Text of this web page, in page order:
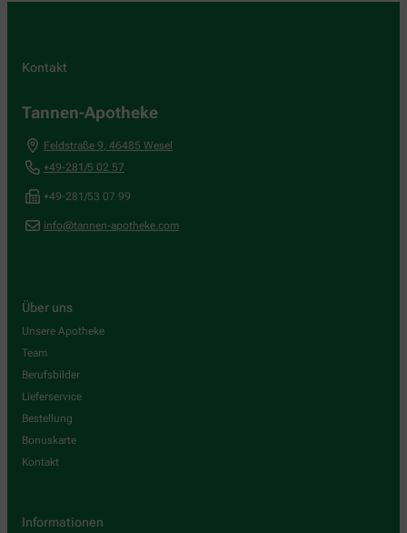
Kontakt
Tannen-Apotheke
Feldstraße 9, 46485 Wesel
+49-281/5 02 57
+49-281/53 07 99
info@tannen-apotheke.com
Über uns
Unsere Apotheke
Team
Berufsbilder
Lieferservice
Bestellung
Bonuskarte
Kontakt
Informationen